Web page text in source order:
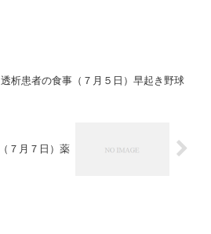
透析患者の食事（７月５日）早起き野球
７月７日）薬